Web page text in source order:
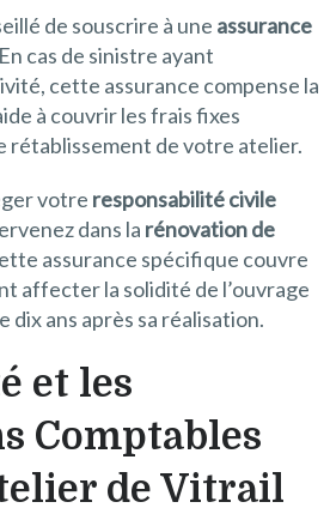
de souscrire à une assurance
cas de sinistre ayant
cette assurance compense la
à couvrir les frais fixes
rétablissement de votre atelier.
votre responsabilité civile
dans la rénovation de
assurance spécifique couvre
affecter la solidité de l’ouvrage
dix ans après sa réalisation.
et les
Comptables
de Vitrail